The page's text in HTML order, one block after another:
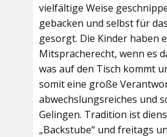
vielfältige Weise
gebacken und selbst für
gesorgt. Die Kinder haben
Mitspracherecht, wenn es
was auf den Tisch kommt
somit eine große
abwechslungsreiches und
Gelingen. Tradition ist
„Backstube“ und freitags